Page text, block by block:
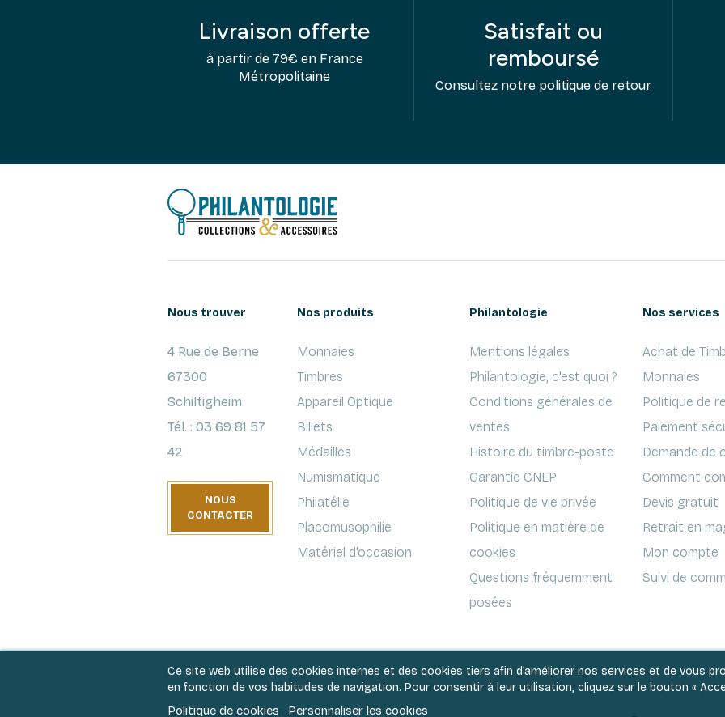
Livraison offerte
à partir de 79€ en France
Métropolitaine
Satisfait ou
remboursé
Consultez notre politique de retour
Nous trouver
4 Rue de Berne
67300
Schiltigheim
Tél. : 03 69 81 57
42
NOUS
CONTACTER
Nos produits
Monnaies
Timbres
Appareil Optique
Billets
Médailles
Numismatique
Philatélie
Placomusophilie
Matériel d'occasion
Philantologie
Mentions légales
Philantologie, c'est quoi ?
Conditions générales de
ventes
Histoire du timbre-poste
Garantie CNEP
Politique de vie privée
Politique en matière de
cookies
Questions fréquemment
posées
Nos services
Achat de
Monnaies
Politique de
Paiement
Demande de
Comment
Devis gratuit
Retrait en
Mon compte
Suivi de
Ce site web utilise des cookies internes et des cookies tiers afin d’améliorer nos services et de vous
en fonction de vos habitudes de navigation. Pour consentir à leur utilisation, cliquez sur le bouton «
Politique de cookies Personnaliser les cookies
Philantologie 2026 © Tous droits
Conditions générales de ventes Politique de vie privée